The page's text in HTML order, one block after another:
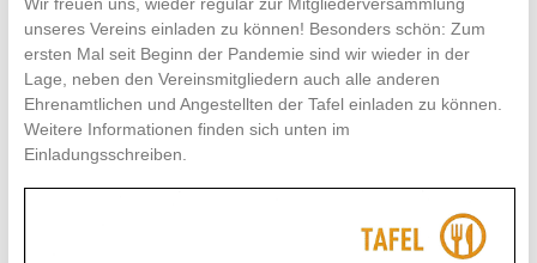
Wir freuen uns, wieder regulär zur Mitgliederversammlung
unseres Vereins einladen zu können! Besonders schön: Zum
ersten Mal seit Beginn der Pandemie sind wir wieder in der
Lage, neben den Vereinsmitgliedern auch alle anderen
Ehrenamtlichen und Angestellten der Tafel einladen zu können.
Weitere Informationen finden sich unten im
Einladungsschreiben.